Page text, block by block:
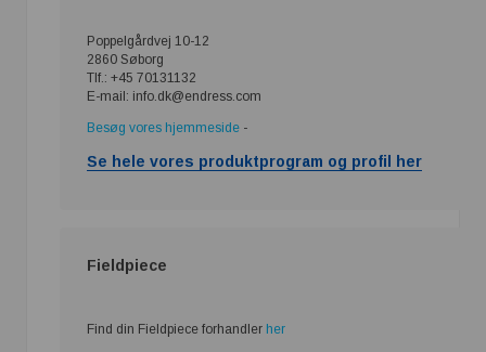
Poppelgårdvej 10-12
2860 Søborg
Tlf.: +45 70131132
E-mail: info.dk@endress.com
Besøg vores hjemmeside -
Se hele vores produktprogram og profil her
Fieldpiece
Find din Fieldpiece forhandler her